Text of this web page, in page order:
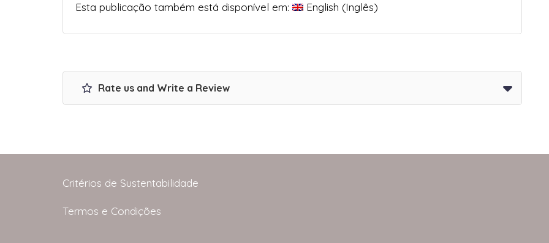
Esta publicação também está disponível em: English (Inglês)
Rate us and Write a Review
Critérios de Sustentabilidade
Termos e Condições